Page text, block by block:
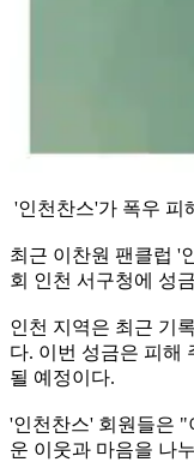
'인천찬스'가 폭우 피
최근 이찬원 팬클럽 '
회 인천 서구청에 성
인천 지역은 최근 기
다. 이번 성금은 피해
될 예정이다.
'인천찬스' 회원들은 "
운 이웃과 마음을 나